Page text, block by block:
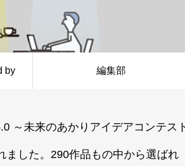
by 編集部
～未来のあかりアイデアコンテス
ました。290作品もの中から選ばれ